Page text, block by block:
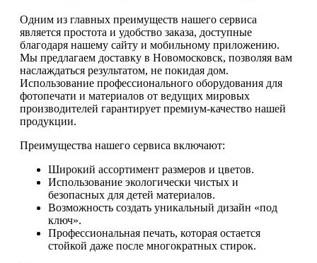
Одним из главных преимуществ нашего сервиса
является простота и удобство заказа, доступные
благодаря нашему сайту и мобильному приложению.
Мы предлагаем доставку в Новомосковск, позволяя вам
наслаждаться результатом, не покидая дом.
Использование профессионального оборудования для
фотопечати и материалов от ведущих мировых
производителей гарантирует премиум-качество нашей
продукции.
Преимущества нашего сервиса включают:
Широкий ассортимент размеров и цветов.
Использование экологически чистых и
безопасных для детей материалов.
Возможность создать уникальный дизайн «под
ключ».
Профессиональная печать, которая остается
стойкой даже после многократных стирок.